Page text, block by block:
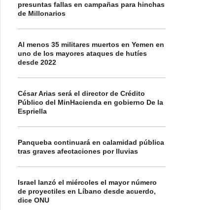
presuntas fallas en campañas para hinchas
de Millonarios
Al menos 35 militares muertos en Yemen en
uno de los mayores ataques de hutíes
desde 2022
César Arias será el director de Crédito
Público del MinHacienda en gobierno De la
Espriella
Panqueba continuará en calamidad pública
tras graves afectaciones por lluvias
Israel lanzó el miércoles el mayor número
de proyectiles en Líbano desde acuerdo,
dice ONU